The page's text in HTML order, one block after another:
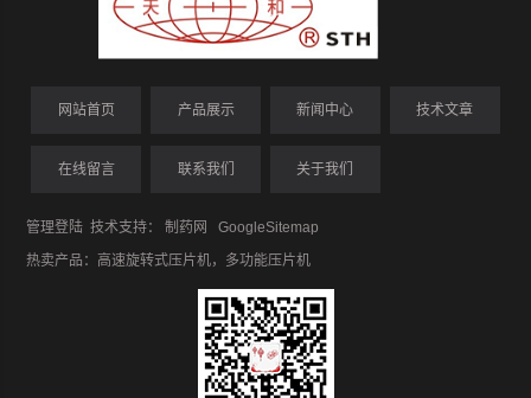
网站首页 产品展示 新闻中心 技术文章
在线留言 联系我们 关于我们
管理登陆 技术支持：制药网
GoogleSitemap
热卖产品：高速旋转式压片机， 多功能压片机